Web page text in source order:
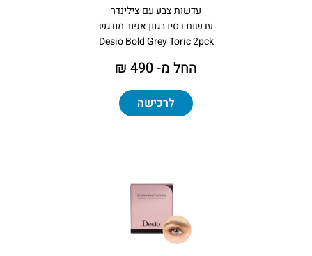
עדשות צבע עם צילינדר
עדשות דסיו בגוון אפור מודגש
Desio Bold Grey Toric 2pck
החל מ- 490 ₪
לרכישה